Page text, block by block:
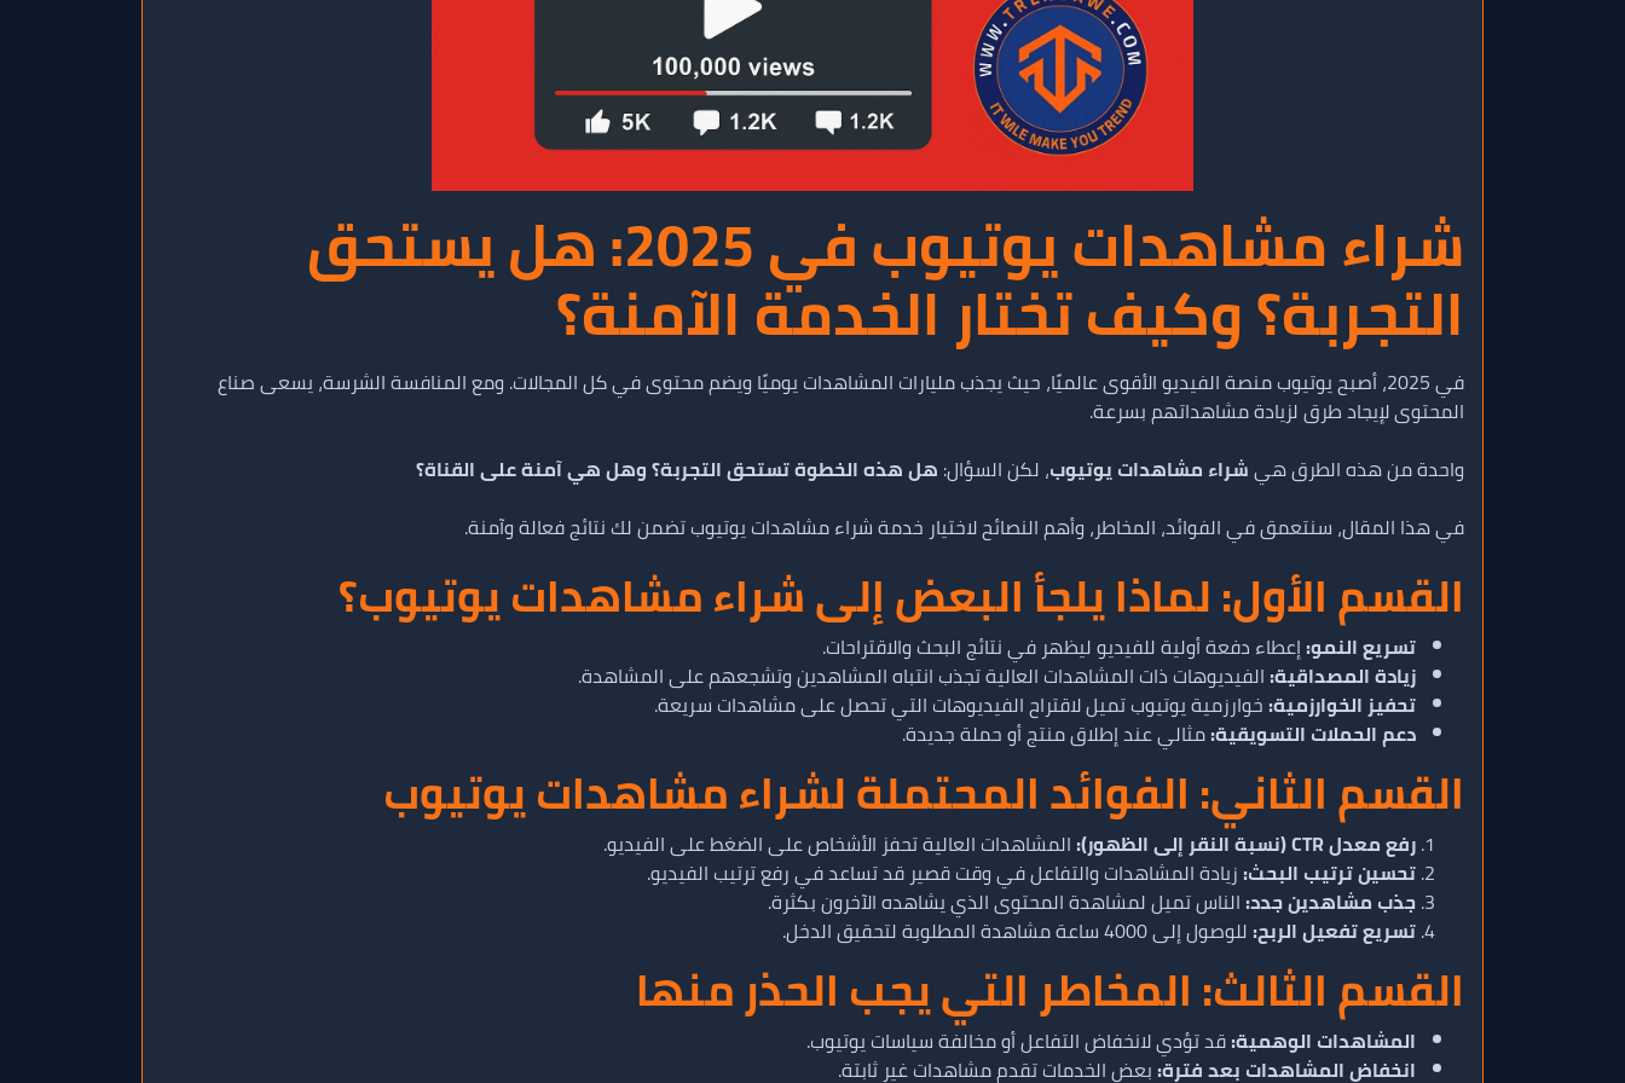
شراء مشاهدات يوتيوب في 2025: هل يستحق
التجربة؟ وكيف تختار الخدمة الآمنة؟
في 2025، أصبح يوتيوب منصة الفيديو الأقوى عالميًا، حيث يجذب مليارات المشاهدات يوميًا ويضم محتوى في كل المجالات. ومع المنافسة الشرسة، يسعى صناع
المحتوى لإيجاد طرق لزيادة مشاهداتهم بسرعة.
واحدة من هذه الطرق هيشراء مشاهدات يوتيوب، لكن السؤال: هل هذه الخطوة تستحق التجربة؟ وهل هي آمنة على القناة؟
في هذا المقال، سنتعمق في الفوائد، المخاطر، وأهم النصائح لاختيار خدمة شراء مشاهدات يوتيوب تضمن لك نتائج فعالة وآمنة.
القسم الأول: لماذا يلجأ البعض إلى شراء مشاهدات يوتيوب؟
تسريع النمو:إعطاء دفعة أولية للفيديو ليظهر في نتائج البحث والاقتراحات.
زيادة المصداقية: الفيديوهات ذات المشاهدات العالية تجذب انتباه المشاهدين وتشجعهم على المشاهدة.
تحفيز الخوارزمية: خوارزمية يوتيوب تميل لاقتراح الفيديوهات التي تحصل على مشاهدات سريعة.
دعم الحملات التسويقية:مثالي عند إطلاق منتج أو حملة جديدة.
القسم الثاني: الفوائد المحتملة لشراء مشاهدات يوتيوب
رفع معدل CTR (نسبة النقر إلى الظهور):
المشاهدات العالية تحفز الأشخاص على الضغط على الفيديو.
تحسين ترتيب البحث: زيادة المشاهدات والتفاعل في وقت قصير قد تساعد في رفع ترتيب الفيديو.
جذب مشاهدين جدد: الناس تميل لمشاهدة المحتوى الذي يشاهده الآخرون بكثرة.
تسريع تفعيل الربح: للوصول إلى 4000 ساعة مشاهدة المطلوبة لتحقيق الدخل.
القسم الثالث: المخاطر التي يجب الحذر منها
المشاهدات الوهمية:قد تؤدي لانخفاض التفاعل أو مخالفة سياسات يوتيوب.
انخفاض المشاهدات بعد فترة: بعض الخدمات تقدم مشاهدات غير ثابتة.